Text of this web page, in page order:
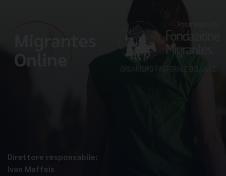
Direttore responsabile:
Ivan Maffeis